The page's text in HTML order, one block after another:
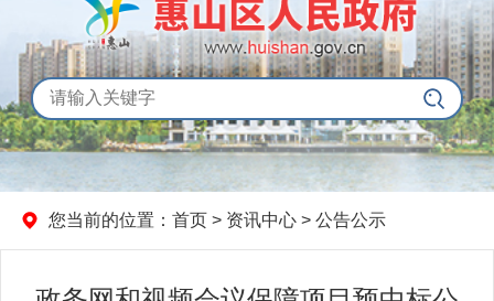
您当前的位置： 首页 > 资讯中心 > 公告公示